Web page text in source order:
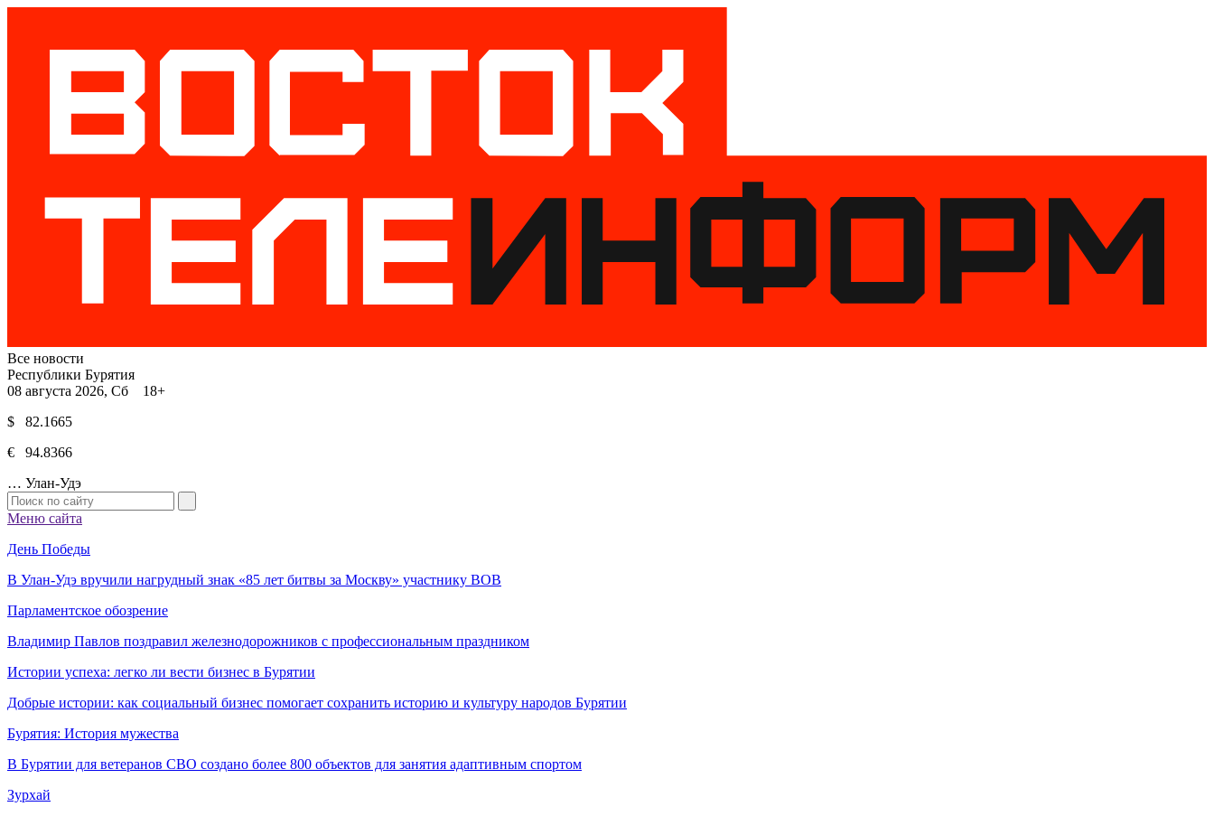
Все новости
Республики Бурятия
08 августа 2026, Сб 18+
$ 82.1665
€ 94.8366
… Улан-Удэ
Меню сайта
День Победы
В Улан-Удэ вручили нагрудный знак «85 лет битвы за Москву» участнику ВОВ
Парламентское обозрение
Владимир Павлов поздравил железнодорожников с профессиональным праздником
Истории успеха: легко ли вести бизнес в Бурятии
Добрые истории: как социальный бизнес помогает сохранить историю и культуру народов Бурятии
Бурятия: История мужества
В Бурятии для ветеранов СВО создано более 800 объектов для занятия адаптивным спортом
Зурхай